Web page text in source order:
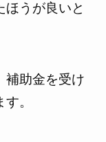
ほうが良いと
補助金を受け
。